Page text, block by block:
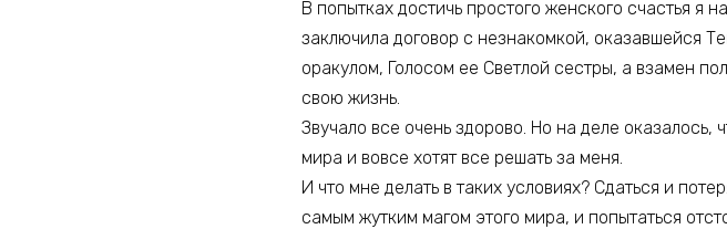
В попытках достичь простого женского счастья я
заключила договор с незнакомкой, оказавшейся
оракулом, Голосом ее Светлой сестры, а взамен
свою жизнь.
Звучало все очень здорово. Но на деле оказалось,
мира и вовсе хотят все решать за меня.
И что мне делать в таких условиях? Сдаться и
самым жутким магом этого мира, и попытаться